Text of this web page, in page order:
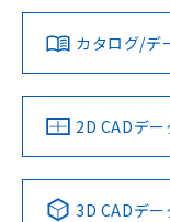
ダウンロードデー
みください。
ソフトウェアの使用
対応済み
中国 RoHS 注意
カタログ/デ
2D CADデー
3D CADデー